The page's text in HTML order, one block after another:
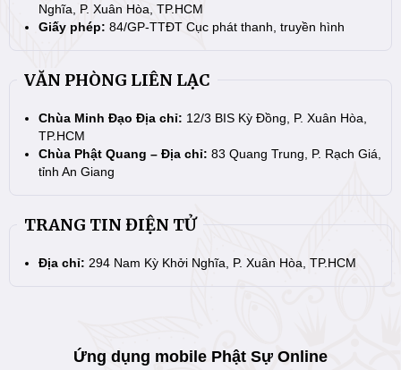
Nghĩa, P. Xuân Hòa, TP.HCM
Giấy phép: 84/GP-TTĐT Cục phát thanh, truyền hình
VĂN PHÒNG LIÊN LẠC
Chùa Minh Đạo Địa chỉ: 12/3 BIS Kỳ Đồng, P. Xuân Hòa,
TP.HCM
Chùa Phật Quang – Địa chỉ: 83 Quang Trung, P. Rạch Giá,
tỉnh An Giang
TRANG TIN ĐIỆN TỬ
Địa chỉ: 294 Nam Kỳ Khởi Nghĩa, P. Xuân Hòa, TP.HCM
Ứng dụng mobile Phật Sự Online